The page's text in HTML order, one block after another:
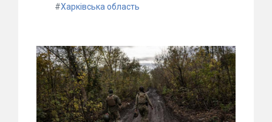
#Харківська область